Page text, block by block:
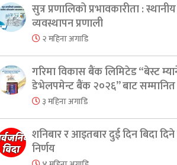
सुत्र प्रणालिको प्रभावकारीता :
व्यवस्थापन प्रणाली
२ महिना अगाडि
गरिमा विकास बैंक लिमिटेड “बेस्ट
डेभेलपमेन्ट बैंक २०२६” बाट सम्मानित
३ महिना अगाडि
शनिबार र आइतबार दुई दिन बिदा
निर्णय